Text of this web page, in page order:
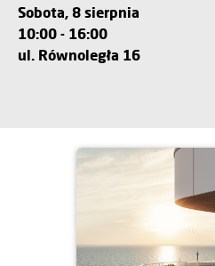
Sobota, 8 sierpnia
10:00 - 16:00
ul. Równoległa 16